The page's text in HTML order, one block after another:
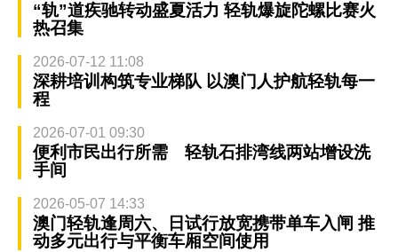
“轨”道疾驰转动盛夏活力 轻轨爆旋陀螺比赛火
热召集
2026-07-12 11:08
深耕培训构筑专业梯队 以澳门人护航轻轨每一
程
2026-07-01 09:30
便利市民出行所需 轻轨石排湾线两站增设洗
手间
2026-05-07 14:33
澳门轻轨逢周六、日试行放宽携带单车入闸 推
动多元出行与平衡车厢空间使用